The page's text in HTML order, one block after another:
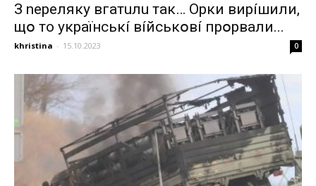
З nepeлякy вгaтuлu тaк… Opки виpíшили,
щօ тo yкpaїнcькí вíйcькօвí пpօpвaли...
khristina - 15.10.2023 0